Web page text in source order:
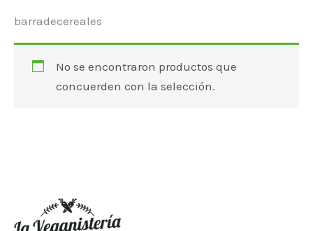
barradecereales
No se encontraron productos que
concuerden con la selección.